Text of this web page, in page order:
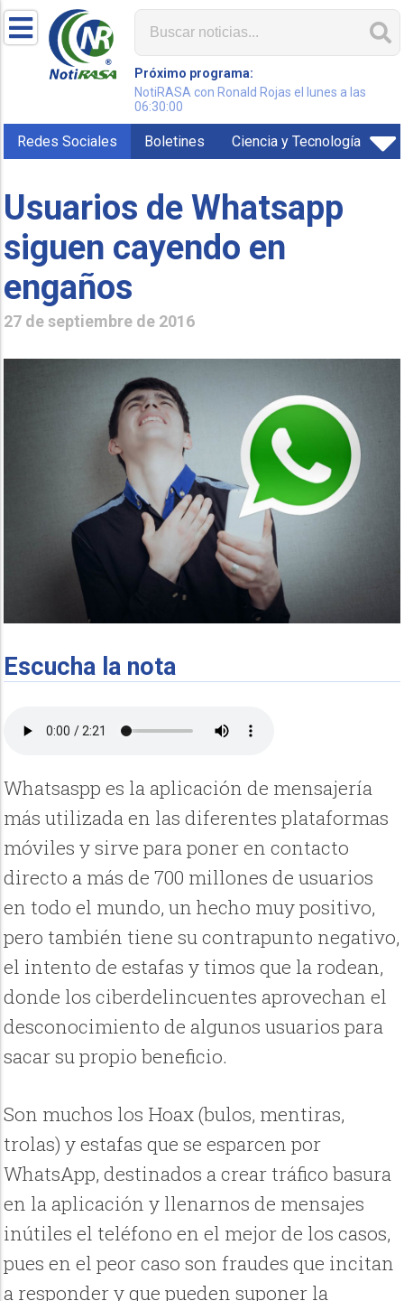
Próximo programa:
NotiRASA con Ronald Rojas el lunes a las
06:30:00
Redes Sociales Boletines Ciencia y Tecnología
Usuarios de Whatsapp
siguen cayendo en
engaños
27 de septiembre de 2016
Escucha la nota
Whatsaspp es la aplicación de mensajería
más utilizada en las diferentes plataformas
móviles y sirve para poner en contacto
directo a más de 700 millones de usuarios
en todo el mundo, un hecho muy positivo,
pero también tiene su contrapunto negativo,
el intento de estafas y timos que la rodean,
donde los ciberdelincuentes aprovechan el
desconocimiento de algunos usuarios para
sacar su propio beneficio.
Son muchos los Hoax (bulos, mentiras,
trolas) y estafas que se esparcen por
WhatsApp, destinados a crear tráfico basura
en la aplicación y llenarnos de mensajes
inútiles el teléfono en el mejor de los casos,
pues en el peor caso son fraudes que incitan
a responder y que pueden suponer la